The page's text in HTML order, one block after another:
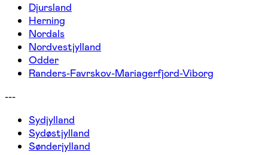
Djursland
Herning
Nordals
Nordvestjylland
Odder
Randers-Favrskov-Mariagerfjord-Viborg
---
Sydjylland
Sydøstjylland
Sønderjylland